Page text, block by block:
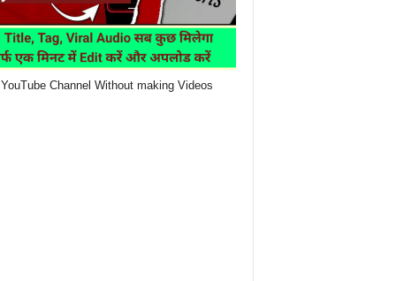
Channel Without making Videos